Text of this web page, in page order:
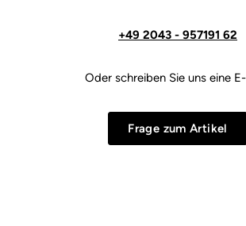
+49 2043 - 957191 62
Oder schreiben Sie uns eine
Frage zum Artikel